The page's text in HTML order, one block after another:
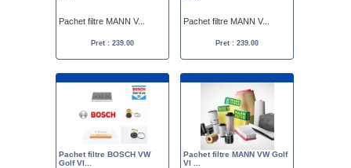
Pachet filtre MANN V...
Pret : 239.00
Pachet filtre MANN V...
Pret : 239.00
Pachet filtre BOSCH VW
Golf VI...
Pachet filtre MANN VW Golf
VI ...